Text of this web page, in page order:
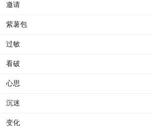
邀请
紫薯包
过敏
看破
心思
沉迷
变化